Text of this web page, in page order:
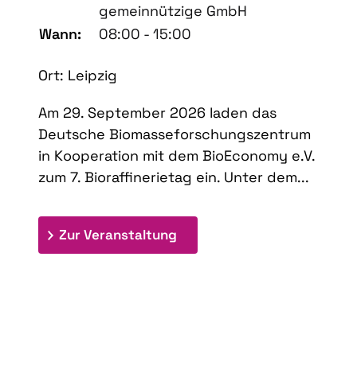
gemeinnützige GmbH
Wann:
08:00 - 15:00
Ort: Leipzig
Am 29. September 2026 laden das
Deutsche Biomasseforschungszentrum
in Kooperation mit dem BioEconomy e.V.
zum 7. Bioraffinerietag ein. Unter dem...
Zur Veranstaltung